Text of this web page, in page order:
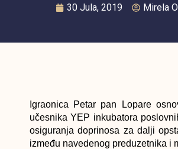
30 Jula, 2019 Mirela
Igraonica Petar pan Lopare
učesnika YEP inkubatora
osiguranja doprinosa za dalji
između navedenog preduzetnika i